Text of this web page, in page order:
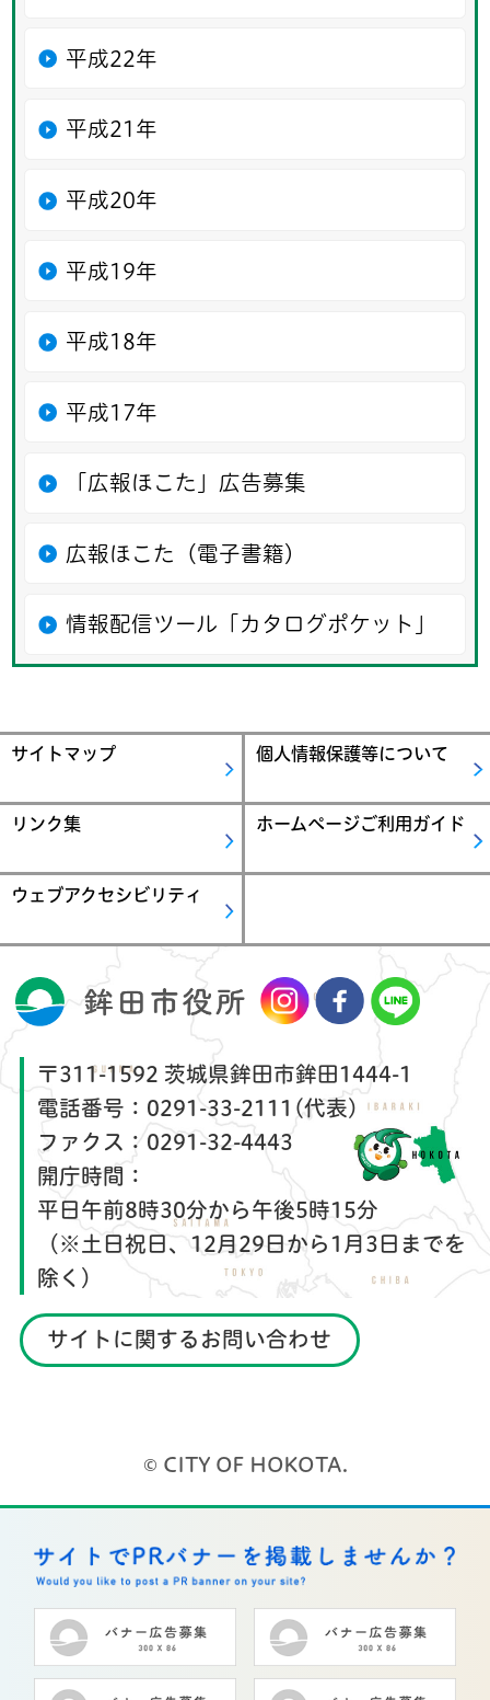
平成22年
平成21年
平成20年
平成19年
平成18年
平成17年
「広報ほこた」広告募集
広報ほこた（電子書籍）
情報配信ツール「カタログポケット」
サイトマップ 個人情報保護等について
リンク集 ホームページご利用ガイド
ウェブアクセシビリティ
〒311-1592 茨城県鉾田市鉾田1444-1
電話番号： 0291-33-2111(代表)
ファクス： 0291-32-4443
開庁時間：
平日午前8時30分から午後5時15分
（※土日祝日、12月29日から1月3日までを
除く）
サイトに関するお問い合わせ
© CITY OF HOKOTA.